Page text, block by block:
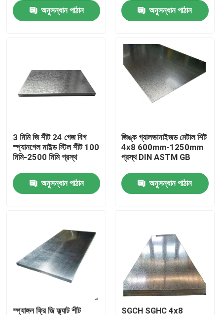
ভিডিও
কারখানা ভ্রমণ
মান নিয়ন্ত্রণ
রঙ প্রলিপ্ত ইস্পাত কুণ্ডলী
অনুসন্ধান পাঠান
অনুসন্ধান পাঠান
3 মিমি জি শীট 24 গেজ বিগ
স্প্যানগেল মাইল্ড স্টিল শীট 100
মিমি-2500 মিমি প্রস্থ
অনুসন্ধান পাঠান
জিঙ্ক গ্যালভানাইজড মেটাল শিট
4x8 600mm-1250mm
প্রস্থ DIN ASTM GB
অনুসন্ধান পাঠান
স্প্যাঙ্গল ফ্রি জি ফ্ল্যাট শীট SGCH SGHC 4x8